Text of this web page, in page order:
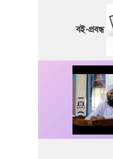
বই-প্রবন্ধ